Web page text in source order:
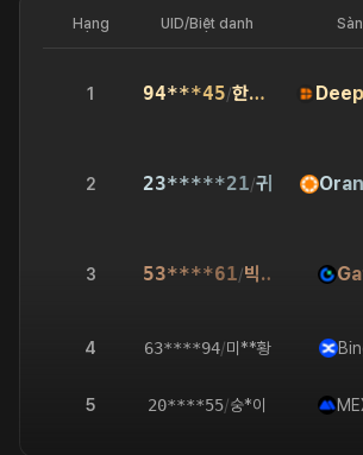
Hạng UID/Biệt danh Sàn
1 94***45/ 한**타
2 23*****21/
3 53****61/ 빅*트
4 63****94/미**황
5 20****55/숭*이